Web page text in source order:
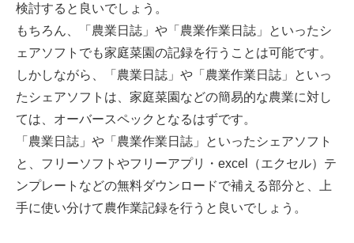
検討すると良いでしょう。
もちろん、「農業日誌」や「農業作業日誌」といったシ
ェアソフトでも家庭菜園の記録を行うことは可能です。
しかしながら、「農業日誌」や「農業作業日誌」といっ
たシェアソフトは、家庭菜園などの簡易的な農業に対し
ては、オーバースペックとなるはずです。
「農業日誌」や「農業作業日誌」といったシェアソフト
と、フリーソフトやフリーアプリ・excel（エクセル）テ
ンプレートなどの無料ダウンロードで補える部分と、上
手に使い分けて農作業記録を行うと良いでしょう。